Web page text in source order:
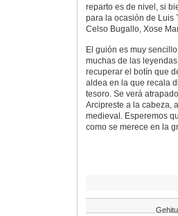
reparto es de nivel, si
para la ocasión de Luis
Celso Bugallo, Xose
El guión es muy
muchas de las
recuperar el botín que
aldea en la que recala
tesoro. Se verá
Arcipreste a la cabeza,
medieval. Esperemos
como se merece en la